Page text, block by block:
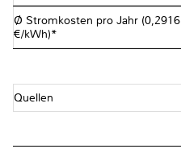
Ø Stromkosten pro Jahr (0,2916
€/kWh)*
Quellen